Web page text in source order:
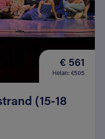
€ 561
Helan: €505
(15-18